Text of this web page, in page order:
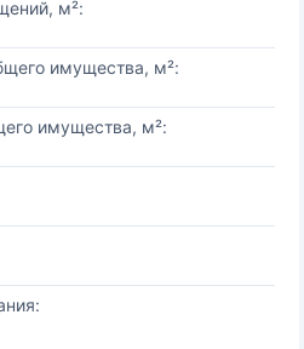
м²:
имущества, м²:
имущества, м²: